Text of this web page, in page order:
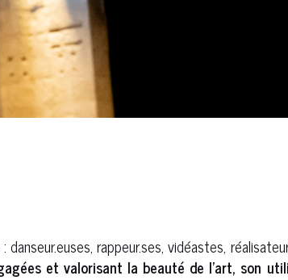
: danseur.euses, rappeur.ses, vidéastes,
et valorisant la beauté de l’art, son